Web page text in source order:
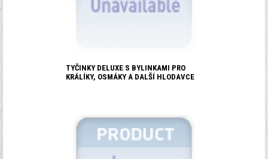
TYČINKY DELUXE S BYLINKAMI PRO
KRÁLÍKY, OSMÁKY A DALŠÍ HLODAVCE